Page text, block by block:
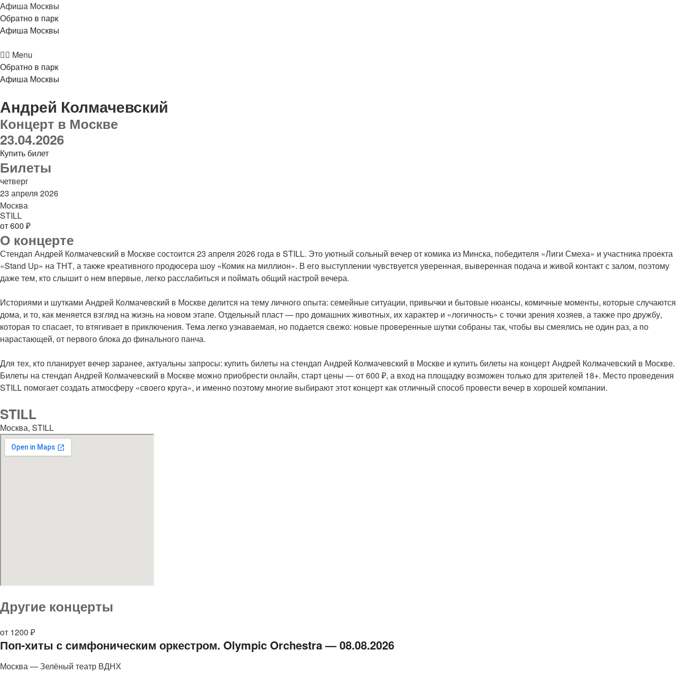
Афиша Москвы
Обратно в парк
Афиша Москвы
Menu
Обратно в парк
Афиша Москвы
Андрей Колмачевский
Концерт в Москве
23.04.2026
Купить билет
Билеты
четверг
23 апреля 2026
Москва
STILL
от 600 ₽
О концерте
Стендап Андрей Колмачевский в Москве состоится 23 апреля 2026 года в STILL. Это уютный сольный вечер от комика из Минска, победителя «Лиги Смеха» и участника проекта
«Stand Up» на ТНТ, а также креативного продюсера шоу «Комик на миллион». В его выступлении чувствуется уверенная, выверенная подача и живой контакт с залом, поэтому
даже тем, кто слышит о нем впервые, легко расслабиться и поймать общий настрой вечера.
Историями и шутками Андрей Колмачевский в Москве делится на тему личного опыта: семейные ситуации, привычки и бытовые нюансы, комичные моменты, которые случаются
дома, и то, как меняется взгляд на жизнь на новом этапе. Отдельный пласт — про домашних животных, их характер и «логичность» с точки зрения хозяев, а также про дружбу,
которая то спасает, то втягивает в приключения. Тема легко узнаваемая, но подается свежо: новые проверенные шутки собраны так, чтобы вы смеялись не один раз, а по
нарастающей, от первого блока до финального панча.
Для тех, кто планирует вечер заранее, актуальны запросы: купить билеты на стендап Андрей Колмачевский в Москве и купить билеты на концерт Андрей Колмачевский в Москве.
Билеты на стендап Андрей Колмачевский в Москве можно приобрести онлайн, старт цены — от 600 ₽, а вход на площадку возможен только для зрителей 18+. Место проведения
STILL помогает создать атмосферу «своего круга», и именно поэтому многие выбирают этот концерт как отличный способ провести вечер в хорошей компании.
STILL
Москва, STILL
Другие концерты
от 1200 ₽
Поп-хиты с симфоническим оркестром. Olympic Orchestra — 08.08.2026
Москва — Зелёный театр ВДНХ